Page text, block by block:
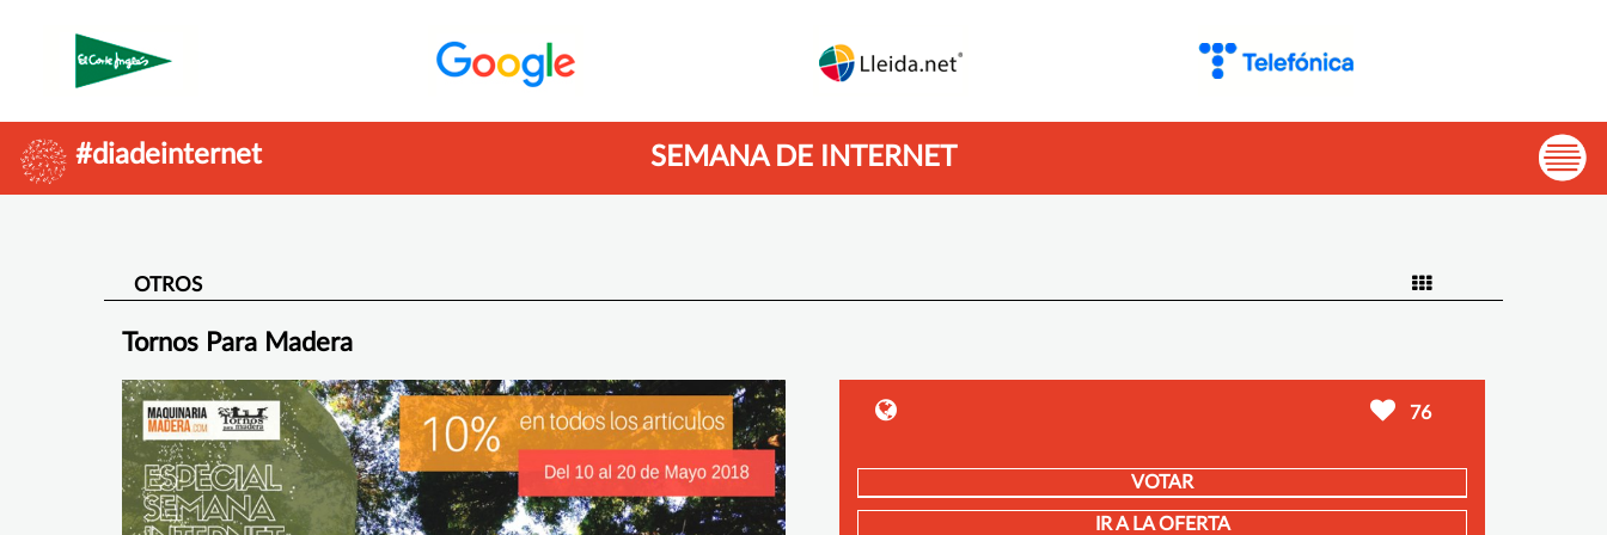
#diadeinternet SEMANA DE INTERNET
OTROS
Tornos Para Madera
76
VOTAR
IR A LA OFERTA